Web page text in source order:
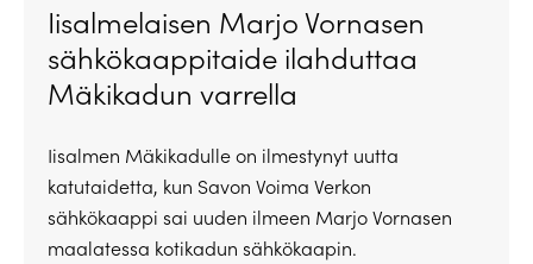
Iisalmelaisen Marjo Vornasen
sähkökaappitaide ilahduttaa
Mäkikadun varrella
Iisalmen Mäkikadulle on ilmestynyt uutta
katutaidetta, kun Savon Voima Verkon
sähkökaappi sai uuden ilmeen Marjo Vornasen
maalatessa kotikadun sähkökaapin.